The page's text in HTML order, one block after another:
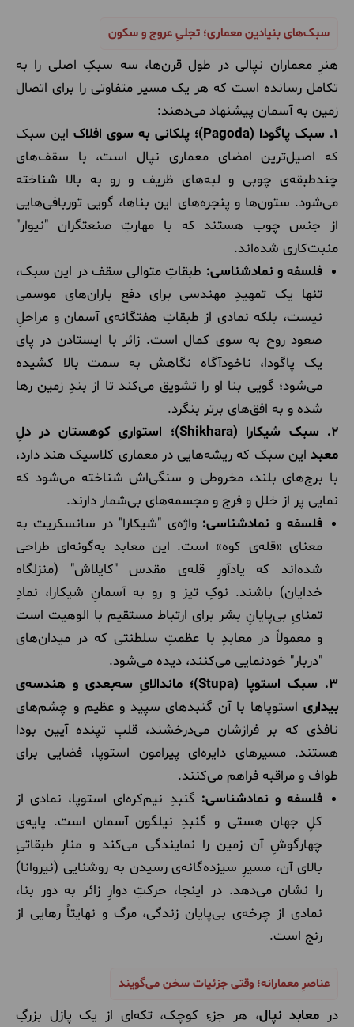
سبک‌های بنیادین معماری؛ تجلیِ عروج و سکون
هنرِ معماران نپالی در طول قرن‌ها، سه سبکِ اصلی را به
تکامل رسانده است که هر یک مسیر متفاوتی را برای اتصال
زمین به آسمان پیشنهاد می‌دهند:
۱. سبک پاگودا (Pagoda)؛ پلکانی به سوی افلاک
این سبک
که اصیل‌ترین امضای معماری نپال است، با سقف‌های
چندطبقه‌ی چوبی و لبه‌های ظریف و رو به بالا شناخته
می‌شود. ستون‌ها و پنجره‌های این بناها، گویی توربافی‌هایی
از جنس چوب هستند که با مهارتِ صنعتگران "نیوار"
منبت‌کاری شده‌اند.
فلسفه و نمادشناسی: طبقاتِ متوالی سقف در این سبک،
تنها یک تمهیدِ مهندسی برای دفع باران‌های موسمی
نیست، بلکه نمادی از طبقاتِ هفتگانه‌ی آسمان و مراحلِ
صعود روح به سوی کمال است. زائر با ایستادن در پای
یک پاگودا، ناخودآگاه نگاهش به سمت بالا کشیده
می‌شود؛ گویی بنا او را تشویق می‌کند تا از بندِ زمین رها
شده و به افق‌های برتر بنگرد.
۲. سبک شیکارا (Shikhara)؛ استواریِ کوهستان در دلِ
معبد این سبک که ریشه‌هایی در معماری کلاسیک هند دارد،
با برج‌های بلند، مخروطی و سنگی‌اش شناخته می‌شود که
نمایی پر از خلل و فرج و مجسمه‌های بی‌شمار دارند.
فلسفه و نمادشناسی: واژه‌ی "شیکارا" در سانسکریت به
معنای «قله‌ی کوه» است. این معابد به‌گونه‌ای طراحی
شده‌اند که یادآورِ قله‌ی مقدس "کایلاش" (منزلگاه
خدایان) باشند. نوکِ تیز و رو به آسمانِ شیکارا، نمادِ
تمنایِ بی‌پایانِ بشر برای ارتباط مستقیم با الوهیت است
و معمولاً در معابدِ با عظمتِ سلطنتی که در میدان‌های
"دربار" خودنمایی می‌کنند، دیده می‌شود.
۳. سبک استوپا (Stupa)؛ ماندالایِ سه‌بعدی و هندسه‌ی
بیداری استوپاها با آن گنبدهای سپید و عظیم و چشم‌های
نافذی که بر فرازشان می‌درخشند، قلبِ تپنده آیین بودا
هستند. مسیرهای دایره‌ای پیرامون استوپا، فضایی برای
طواف و مراقبه فراهم می‌کنند.
فلسفه و نمادشناسی: گنبدِ نیم‌کره‌ای استوپا، نمادی از
کلِ جهان هستی و گنبدِ نیلگون آسمان است. پایه‌ی
چهارگوشِ آن زمین را نمایندگی می‌کند و منارِ طبقاتیِ
بالای آن، مسیرِ سیزده‌گانه‌ی رسیدن به روشنایی (نیروانا)
را نشان می‌دهد. در اینجا، حرکتِ دوارِ زائر به دور بنا،
نمادی از چرخه‌ی بی‌پایان زندگی، مرگ و نهایتاً رهایی از
رنج است.
عناصرِ معمارانه؛ وقتی جزئیات سخن می‌گویند
در معابد نپال، هر جزءِ کوچک، تکه‌ای از یک پازل بزرگِ